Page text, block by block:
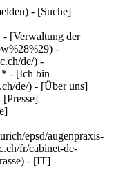
- [Suche]
[Verwaltung der
-
de/) -
- [Ich bin
de/) - [Über uns]
epsd/augenpraxis-
fr/cabinet-de-
- [IT]